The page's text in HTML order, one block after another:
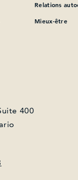
Relations
Mieux-être
400